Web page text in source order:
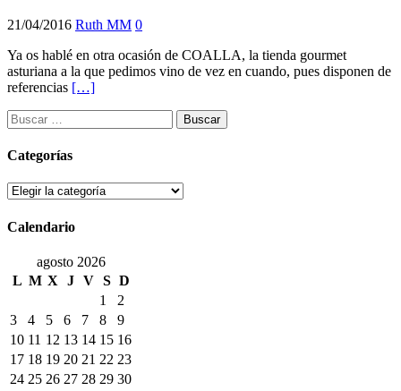
21/04/2016 Ruth MM 0
Ya os hablé en otra ocasión de COALLA, la tienda gourmet
asturiana a la que pedimos vino de vez en cuando, pues disponen de
referencias […]
Buscar:
Categorías
Categorías
Calendario
agosto 2026
L M X J V S D
1
2
3
4 5 6 7 8
9
10 11 12 13 14 15 16
17 18 19 20 21 22 23
24 25 26 27 28 29 30